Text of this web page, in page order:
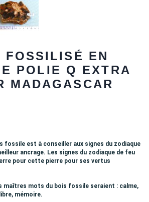
FOSSILISÉ EN
POLIE Q EXTRA
MADAGASCAR
fossile est à conseiller aux signes du zodiaque
ancrage. Les signes du zodiaque de feu
pour cette pierre pour ses vertus
maîtres mots du bois fossile seraient : calme,
mémoire.